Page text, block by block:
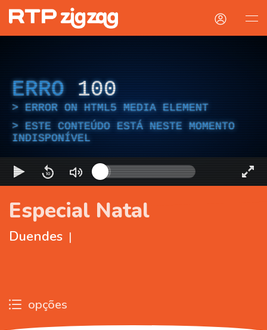
ERRO 100
ERROR ON HTML5 MEDIA ELEMENT
ESTE CONTEÚDO ESTÁ NESTE MOMENTO
INDISPONÍVEL
Especial Natal
Duendes |
opções